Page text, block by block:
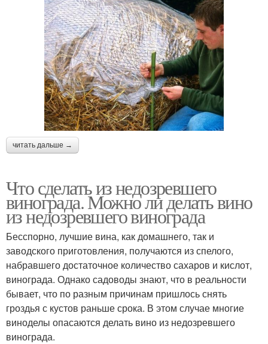
читать дальше →
Что сделать из недозревшего
винограда. Можно ли делать вино
из недозревшего винограда
Бесспорно, лучшие вина, как домашнего, так и
заводского приготовления, получаются из спелого,
набравшего достаточное количество сахаров и кислот,
винограда. Однако садоводы знают, что в реальности
бывает, что по разным причинам пришлось снять
гроздья с кустов раньше срока. В этом случае многие
виноделы опасаются делать вино из недозревшего
винограда.